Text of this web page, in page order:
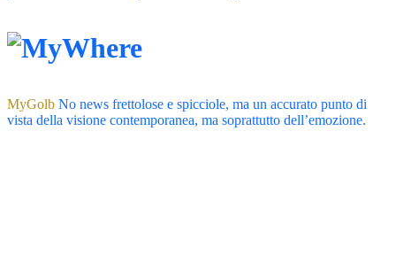
MyGolb No news frettolose e spicciole, ma un accurato punto di
vista della visione contemporanea, ma soprattutto dell’emozione.